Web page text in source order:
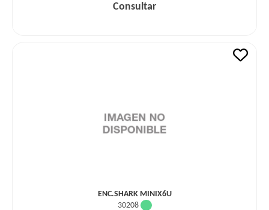
Consultar
ENC.SHARK MINIX6U
30208